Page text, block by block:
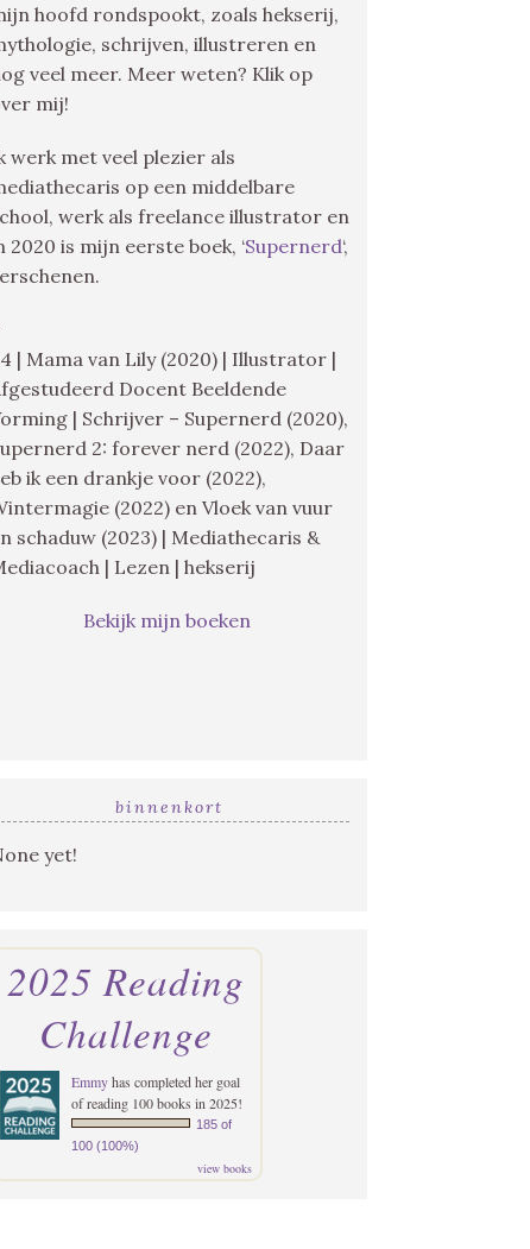
hoofd rondspookt, zoals hekserij,
schrijven, illustreren en
veel meer. Meer weten? Klik op
mij!
werk met veel plezier als
op een middelbare
werk als freelance illustrator en
2020 is mijn eerste boek, ‘Supernerd‘,
| Mama van Lily (2020) | Illustrator |
Docent Beeldende
| Schrijver – Supernerd (2020),
2: forever nerd (2022), Daar
ik een drankje voor (2022),
(2022) en Vloek van vuur
schaduw (2023) | Mediathecaris &
| Lezen | hekserij
Bekijk mijn boeken
binnenkort
yet!
2025 Reading
Challenge
Emmyhas completed her goal
of reading 100 books in 2025!
185 of
100 (100%)
view books